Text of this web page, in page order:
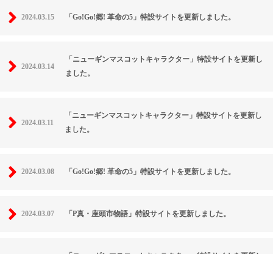
2024.03.15 「Go!Go!郷! 革命の5」特設サイトを更新しました。
2024.03.14
「ニューギンマスコットキャラクター」特設サイトを更新し
ました。
2024.03.11
「ニューギンマスコットキャラクター」特設サイトを更新し
ました。
2024.03.08 「Go!Go!郷! 革命の5」特設サイトを更新しました。
2024.03.07 「P真・座頭市物語」特設サイトを更新しました。